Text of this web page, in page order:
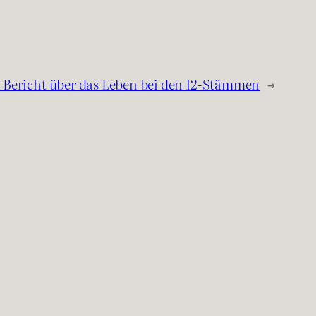
über das Leben bei den 12-Stämmen →